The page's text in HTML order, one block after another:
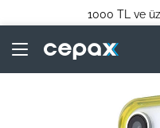
1000 TL ve